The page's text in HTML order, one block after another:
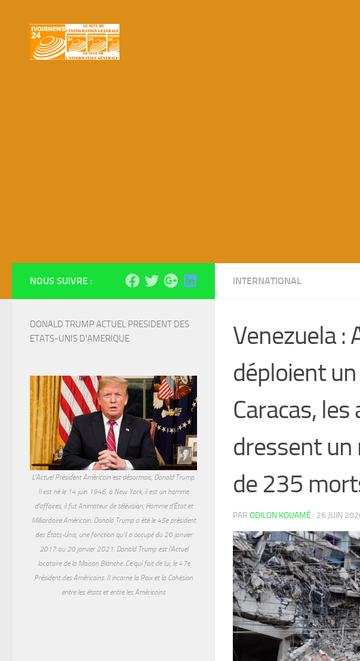
INTERNATIONAL
Venezuela :
déploient
Caracas,
dressent un
de 235
PAR ODILON KOUAMÉ · 26 JUIN
NOUS SUIVRE :
DONALD TRUMP ACTUEL PRESIDENT DES
ETATS-UNIS D'AMERIQUE
L'Actuel Président Américain est désormais, Donald Trump.
Il est né le 14 juin 1946, à New York, il est un homme
d'affaires, il fut Animateur de télévision, Homme d'État et
Milliardaire Américain. Donald Trump a été le 45e président
des États-Unis, une fonction qu'il a occupé du 20 janvier
2017 au 20 janvier 2021. Donald Trump est l'Actuel
locataire de la Maison Blanche. Ce qui fait de lui, le 47e
Président des Américains. Il incarne la Paix et la Cohésion
entre les états et entre les Américains